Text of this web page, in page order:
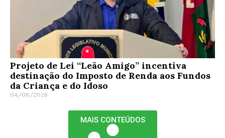
Projeto de Lei “Leão Amigo” incentiva
destinação do Imposto de Renda aos Fundos
da Criança e do Idoso
04/08/2026
MAIS CONTEÚDOS